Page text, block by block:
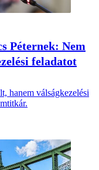
Péternek: Nem
feladatot
hanem válságkezelési